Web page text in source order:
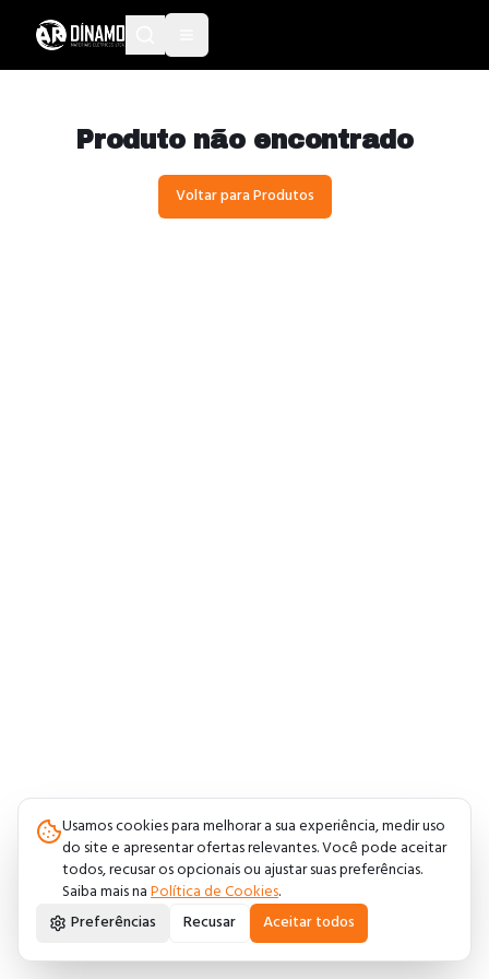
Produto não encontrado
Voltar para Produtos
Usamos cookies para melhorar a sua experiência, medir uso
do site e apresentar ofertas relevantes. Você pode aceitar
todos, recusar os opcionais ou ajustar suas preferências.
Saiba mais naPolítica de Cookies.
Preferências
Recusar Aceitar todos